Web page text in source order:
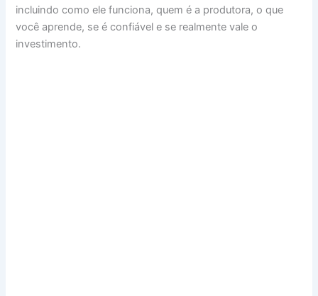
incluindo como ele funciona, quem é a produtora, o que
você aprende, se é confiável e se realmente vale o
investimento.